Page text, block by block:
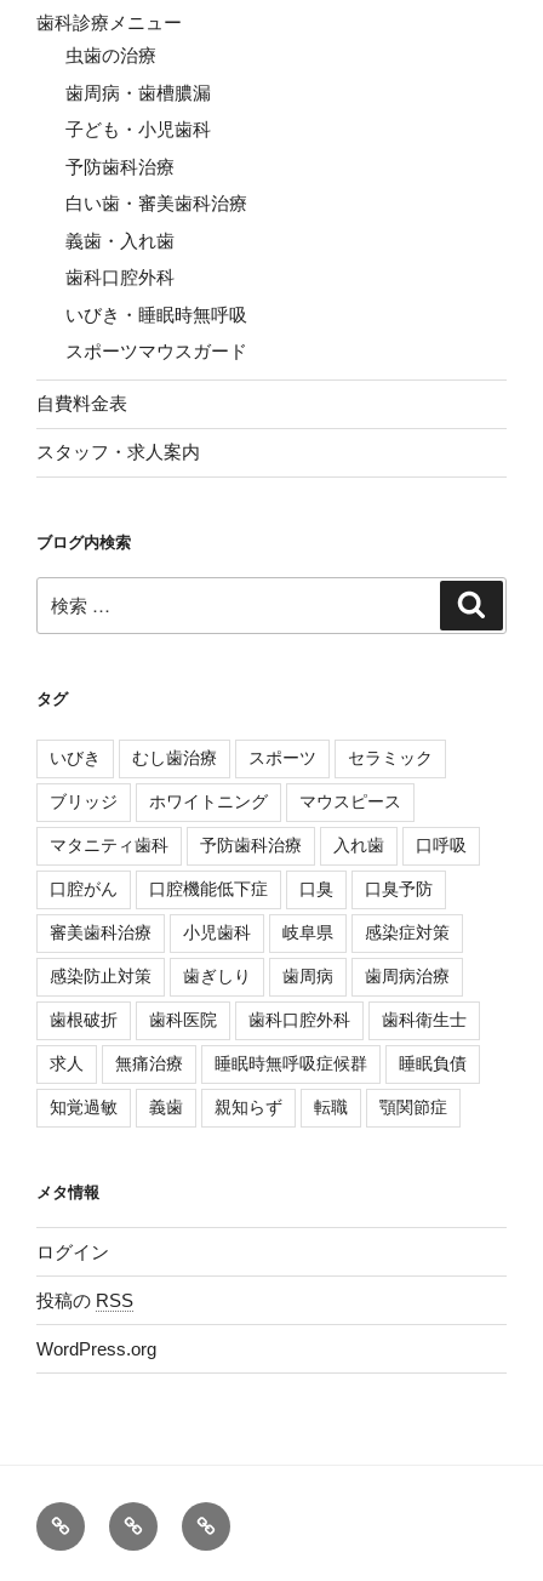
歯科診療メニュー
虫歯の治療
歯周病・歯槽膿漏
子ども・小児歯科
予防歯科治療
白い歯・審美歯科治療
義歯・入れ歯
歯科口腔外科
いびき・睡眠時無呼吸
スポーツマウスガード
自費料金表
スタッフ・求人案内
ブログ内検索
索:
タグ
いびき むし歯治療 スポーツ セラミック
ブリッジ ホワイトニング マウスピース
マタニティ歯科 予防歯科治療 入れ歯 口呼吸
口腔がん 口腔機能低下症 口臭 口臭予防
審美歯科治療 小児歯科 岐阜県 感染症対策
感染防止対策 歯ぎしり 歯周病 歯周病治療
歯根破折 歯科医院 歯科口腔外科 歯科衛生士
求人 無痛治療 睡眠時無呼吸症候群 睡眠負債
知覚過敏 義歯 親知らず 転職 顎関節症
メタ情報
ログイン
投稿の RSS
WordPress.org
Ｂ
ｌ
医
院
Google
マ